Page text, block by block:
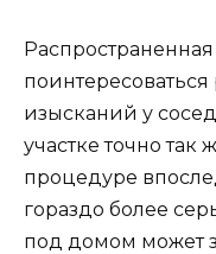
поинтересоваться
изысканий у
участке точно так
процедуре
гораздо более
под домом может